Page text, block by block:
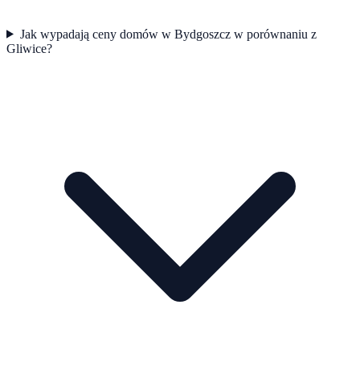
Jak wypadają ceny domów w Bydgoszcz w porównaniu z
Gliwice?